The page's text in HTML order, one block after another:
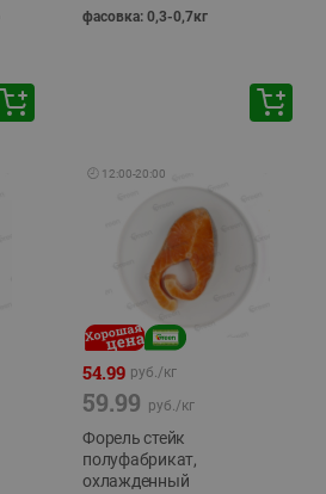
фасовка: 0,3-0,7кг
🕘 12:00-20:00
54.99 руб./кг
59.99 руб./кг
Форель стейк
полуфабрикат,
охлажденный